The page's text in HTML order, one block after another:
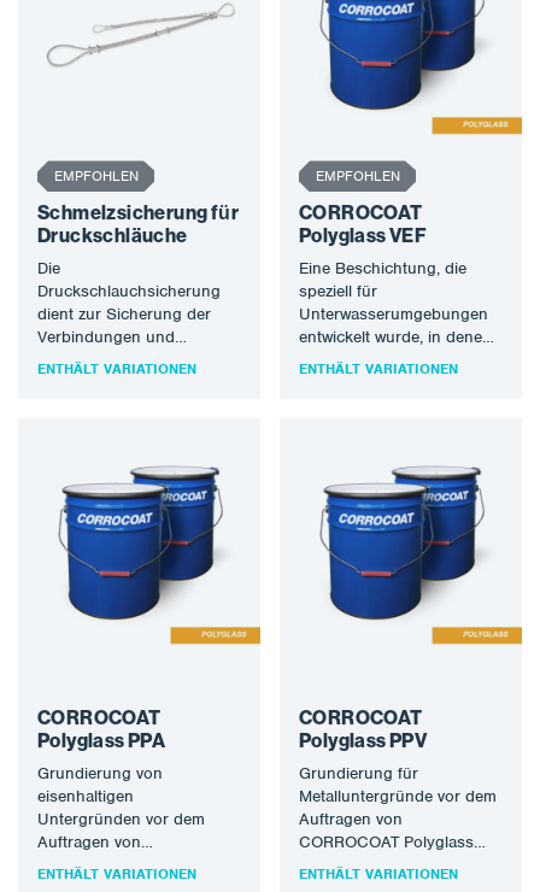
EMPFOHLEN
Schmelzsicherung für
Druckschläuche
Die
Druckschlauchsicherung
dient zur Sicherung der
Verbindungen und
Anschlüsse von
werden an den
Schlauchanschlüssen…
ENTHÄLT VARIATIONEN
EMPFOHLEN
CORROCOAT
Polyglass VEF
Eine Beschichtung, die
speziell für
Unterwasserumgebungen
entwickelt wurde, in denen
eine perfekte chemische
ENTHÄLT VARIATIONEN
CORROCOAT
Polyglass PPA
Grundierung von
eisenhaltigen
Untergründen vor dem
Auftragen von
CORROCOAT Polyglass
ENTHÄLT VARIATIONEN
CORROCOAT
Polyglass PPV
Grundierung für
Metalluntergründe vor dem
Auftragen von
CORROCOAT Polyglass
oder CORROCOAT
ENTHÄLT VARIATIONEN